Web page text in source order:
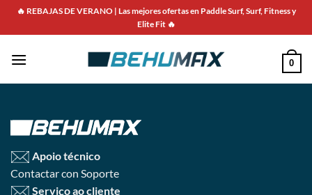
Saltar
conteúdo
🔥 REBAJAS DE VERANO | Las mejores ofertas en Paddle Surf, Surf, Fitness y
Elite Fit 🔥
0
Apoio técnico
Contactar con Soporte
Serviço ao cliente